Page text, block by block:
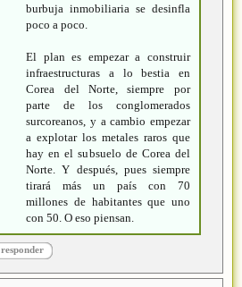
burbuja inmobiliaria se desinfla
poco a poco.
El plan es empezar a construir
infraestructuras a lo bestia en
Corea del Norte, siempre por
parte de los conglomerados
surcoreanos, y a cambio empezar
a explotar los metales raros que
hay en el subsuelo de Corea del
Norte. Y después, pues siempre
tirará más un país con 70
millones de habitantes que uno
con 50. O eso piensan.
responder